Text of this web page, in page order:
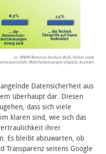
Datensicherheit aus
überhaupt dar. Diesen
dass sich viele
klaren sind, wie sich das
ihrer
Es bleibt abzuwarten, ob
Transparenz seitens Google